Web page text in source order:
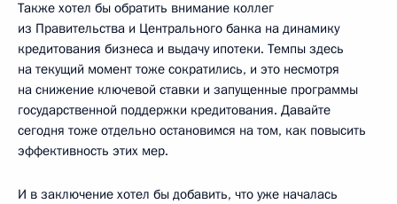
Также хотел бы обратить внимание коллег
из Правительства и Центрального банка на динамику
кредитования бизнеса и выдачу ипотеки. Темпы здесь
на текущий момент тоже сократились, и это несмотря
на снижение ключевой ставки и запущенные программы
государственной поддержки кредитования. Давайте
сегодня тоже отдельно остановимся на том, как повысить
эффективность этих мер.
И в заключение хотел бы добавить, что уже началась